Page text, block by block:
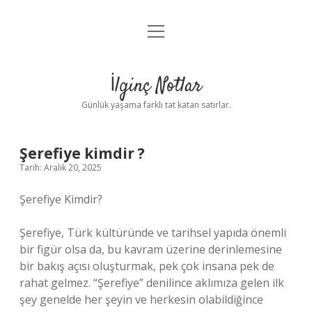
Anasayfa
Yasal Uyarı
menüyü
İlginç Notlar
Günlük yaşama farklı tat katan satırlar.
Şerefiye kimdir ?
Tarih: Aralık 20, 2025
Şerefiye Kimdir?
Şerefiye, Türk kültüründe ve tarihsel yapıda önemli
bir figür olsa da, bu kavram üzerine derinlemesine
bir bakış açısı oluşturmak, pek çok insana pek de
rahat gelmez. “Şerefiye” denilince aklımıza gelen ilk
şey genelde her şeyin ve herkesin olabildiğince